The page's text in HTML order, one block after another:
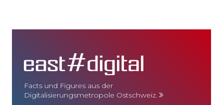
Facts und Figures aus der
Digitalisierungsmetropole Ostschweiz.